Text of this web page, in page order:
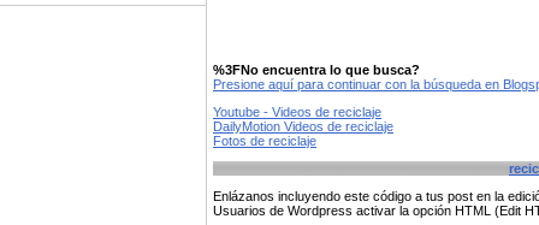
%3FNo encuentra lo que busca?
Presione aquí para continuar con la búsqueda en
Youtube - Videos de reciclaje
DailyMotion Videos de reciclaje
Fotos de reciclaje
Enlázanos incluyendo este código a tus post en la
Usuarios de Wordpress activar la opción HTML (Edit